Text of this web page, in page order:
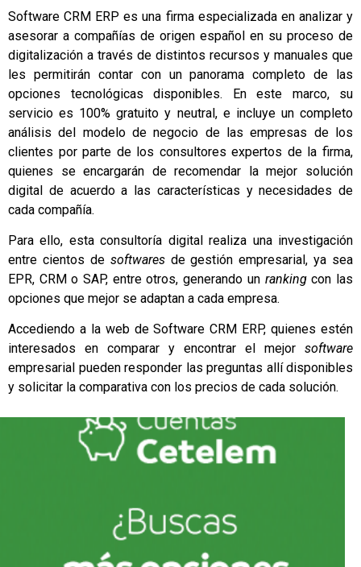
Software CRM ERP es una firma especializada en analizar y
asesorar a compañías de origen español en su proceso de
digitalización a través de distintos recursos y manuales que
les permitirán contar con un panorama completo de las
opciones tecnológicas disponibles. En este marco, su
servicio es 100% gratuito y neutral, e incluye un completo
análisis del modelo de negocio de las empresas de los
clientes por parte de los consultores expertos de la firma,
quienes se encargarán de recomendar la mejor solución
digital de acuerdo a las características y necesidades de
cada compañía.
Para ello, esta consultoría digital realiza una investigación
entre cientos de softwares de gestión empresarial, ya sea
EPR, CRM o SAP, entre otros, generando un rankingcon las
opciones que mejor se adaptan a cada empresa.
Accediendo a la web de Software CRM ERP, quienes estén
interesados en comparar y encontrar el mejor software
empresarial pueden responder las preguntas allí disponibles
y solicitar la comparativa con los precios de cada solución.